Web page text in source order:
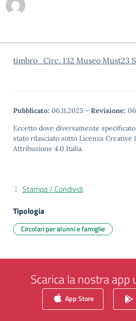
timbro_Circ. 132 Museo Must23
Pubblicato: 06.11.2025 - Revisione:
Eccetto dove diversamente
stato rilasciato sotto Licenza Creative
Attribuzione 4.0 Italia.
Stampa / Condividi
Tipologia
Circolari per alunni e famiglie
Scarica la nostra app
App Store